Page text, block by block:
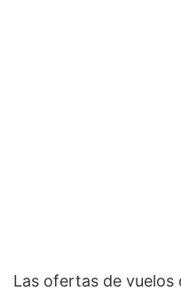
Las ofertas de vuelos